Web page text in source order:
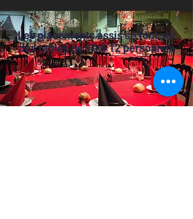
Les placements assis se font sur
des tables de 10 à 12 personnes